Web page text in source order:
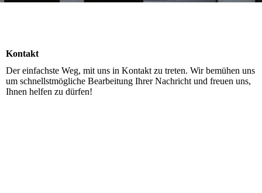
Kontakt
Der einfachste Weg, mit uns in Kontakt zu treten. Wir bemühen uns
um schnellstmögliche Bearbeitung Ihrer Nachricht und freuen uns,
Ihnen helfen zu dürfen!